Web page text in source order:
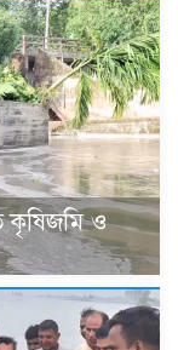
কৃষিজমি ও